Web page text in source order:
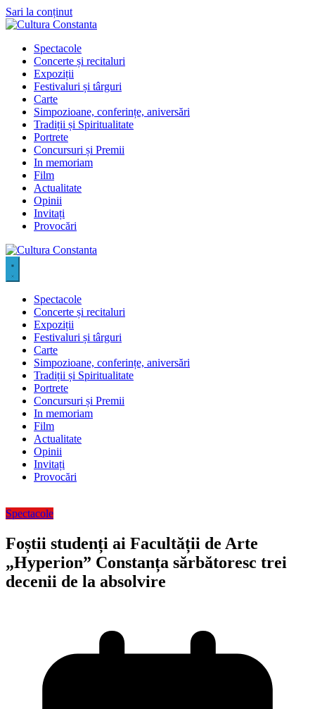
Sari la conținut
Spectacole
Concerte și recitaluri
Expoziții
Festivaluri și târguri
Carte
Simpozioane, conferințe, aniversări
Tradiții și Spiritualitate
Portrete
Concursuri și Premii
In memoriam
Film
Actualitate
Opinii
Invitați
Provocări
Spectacole
Concerte și recitaluri
Expoziții
Festivaluri și târguri
Carte
Simpozioane, conferințe, aniversări
Tradiții și Spiritualitate
Portrete
Concursuri și Premii
In memoriam
Film
Actualitate
Opinii
Invitați
Provocări
Spectacole
Foștii studenți ai Facultății de Arte
„Hyperion” Constanța sărbătoresc trei
decenii de la absolvire